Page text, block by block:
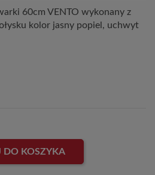
60cm VENTO wykonany z
kolor jasny popiel, uchwyt
DO KOSZYKA